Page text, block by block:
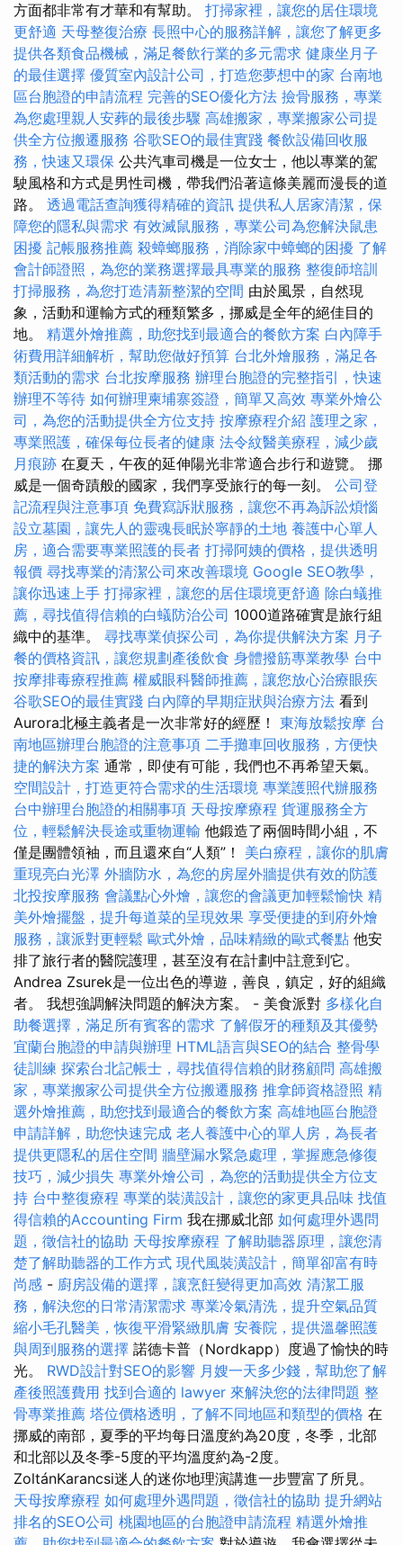
方面都非常有才華和有幫助。 打掃家裡，讓您的居住環境
更舒適 天母整復治療 長照中心的服務詳解，讓您了解更多
提供各類食品機械，滿足餐飲行業的多元需求 健康坐月子
的最佳選擇 優質室內設計公司，打造您夢想中的家 台南地
區台胞證的申請流程 完善的SEO優化方法 撿骨服務，專業
為您處理親人安葬的最後步驟 高雄搬家，專業搬家公司提
供全方位搬遷服務 谷歌SEO的最佳實踐 餐飲設備回收服
務，快速又環保 公共汽車司機是一位女士，他以專業的駕
駛風格和方式是男性司機，帶我們沿著這條美麗而漫長的道
路。 透過電話查詢獲得精確的資訊 提供私人居家清潔，保
障您的隱私與需求 有效滅鼠服務，專業公司為您解決鼠患
困擾 記帳服務推薦 殺蟑螂服務，消除家中蟑螂的困擾 了解
會計師證照，為您的業務選擇最具專業的服務 整復師培訓
打掃服務，為您打造清新整潔的空間 由於風景，自然現
象，活動和運輸方式的種類繁多，挪威是全年的絕佳目的
地。 精選外燴推薦，助您找到最適合的餐飲方案 白內障手
術費用詳細解析，幫助您做好預算 台北外燴服務，滿足各
類活動的需求 台北按摩服務 辦理台胞證的完整指引，快速
辦理不等待 如何辦理柬埔寨簽證，簡單又高效 專業外燴公
司，為您的活動提供全方位支持 按摩療程介紹 護理之家，
專業照護，確保每位長者的健康 法令紋醫美療程，減少歲
月痕跡 在夏天，午夜的延伸陽光非常適合步行和遊覽。 挪
威是一個奇蹟般的國家，我們享受旅行的每一刻。 公司登
記流程與注意事項 免費寫訴狀服務，讓您不再為訴訟煩惱
設立墓園，讓先人的靈魂長眠於寧靜的土地 養護中心單人
房，適合需要專業照護的長者 打掃阿姨的價格，提供透明
報價 尋找專業的清潔公司來改善環境 Google SEO教學，
讓你迅速上手 打掃家裡，讓您的居住環境更舒適 除白蟻推
薦，尋找值得信賴的白蟻防治公司 1000道路確實是旅行組
織中的基準。 尋找專業偵探公司，為你提供解決方案 月子
餐的價格資訊，讓您規劃產後飲食 身體撥筋專業教學 台中
按摩排毒療程推薦 權威眼科醫師推薦，讓您放心治療眼疾
谷歌SEO的最佳實踐 白內障的早期症狀與治療方法 看到
Aurora北極主義者是一次非常好的經歷！ 東海放鬆按摩 台
南地區辦理台胞證的注意事項 二手攤車回收服務，方便快
捷的解決方案 通常，即使有可能，我們也不再希望天氣。
空間設計，打造更符合需求的生活環境 專業護照代辦服務
台中辦理台胞證的相關事項 天母按摩療程 貨運服務全方
位，輕鬆解決長途或重物運輸 他鍛造了兩個時間小組，不
僅是團體領袖，而且還來自“人類”！ 美白療程，讓你的肌膚
重現亮白光澤 外牆防水，為您的房屋外牆提供有效的防護
北投按摩服務 會議點心外燴，讓您的會議更加輕鬆愉快 精
美外燴擺盤，提升每道菜的呈現效果 享受便捷的到府外燴
服務，讓派對更輕鬆 歐式外燴，品味精緻的歐式餐點 他安
排了旅行者的醫院護理，甚至沒有在計劃中註意到它。
Andrea Zsurek是一位出色的導遊，善良，鎮定，好的組織
者。 我想強調解決問題的解決方案。 - 美食派對 多樣化自
助餐選擇，滿足所有賓客的需求 了解假牙的種類及其優勢
宜蘭台胞證的申請與辦理 HTML語言與SEO的結合 整骨學
徒訓練 探索台北記帳士，尋找值得信賴的財務顧問 高雄搬
家，專業搬家公司提供全方位搬遷服務 推拿師資格證照 精
選外燴推薦，助您找到最適合的餐飲方案 高雄地區台胞證
申請詳解，助您快速完成 老人養護中心的單人房，為長者
提供更隱私的居住空間 牆壁漏水緊急處理，掌握應急修復
技巧，減少損失 專業外燴公司，為您的活動提供全方位支
持 台中整復療程 專業的裝潢設計，讓您的家更具品味 找值
得信賴的Accounting Firm 我在挪威北部 如何處理外遇問
題，徵信社的協助 天母按摩療程 了解助聽器原理，讓您清
楚了解助聽器的工作方式 現代風裝潢設計，簡單卻富有時
尚感 - 廚房設備的選擇，讓烹飪變得更加高效 清潔工服
務，解決您的日常清潔需求 專業冷氣清洗，提升空氣品質
縮小毛孔醫美，恢復平滑緊緻肌膚 安養院，提供溫馨照護
與周到服務的選擇 諾德卡普（Nordkapp）度過了愉快的時
光。 RWD設計對SEO的影響 月嫂一天多少錢，幫助您了解
產後照護費用 找到合適的 lawyer 來解決您的法律問題 整
骨專業推薦 塔位價格透明，了解不同地區和類型的價格 在
挪威的南部，夏季的平均每日溫度約為20度，冬季，北部
和北部以及冬季-5度的平均溫度約為-2度。
ZoltánKarancsi迷人的迷你地理演講進一步豐富了所見。
天母按摩療程 如何處理外遇問題，徵信社的協助 提升網站
排名的SEO公司 桃園地區的台胞證申請流程 精選外燴推